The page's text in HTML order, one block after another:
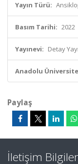
Yayın Türü:
Basım Tarihi: 2022
Yayınevi: Detay
Anadolu
Paylaş
İletişim